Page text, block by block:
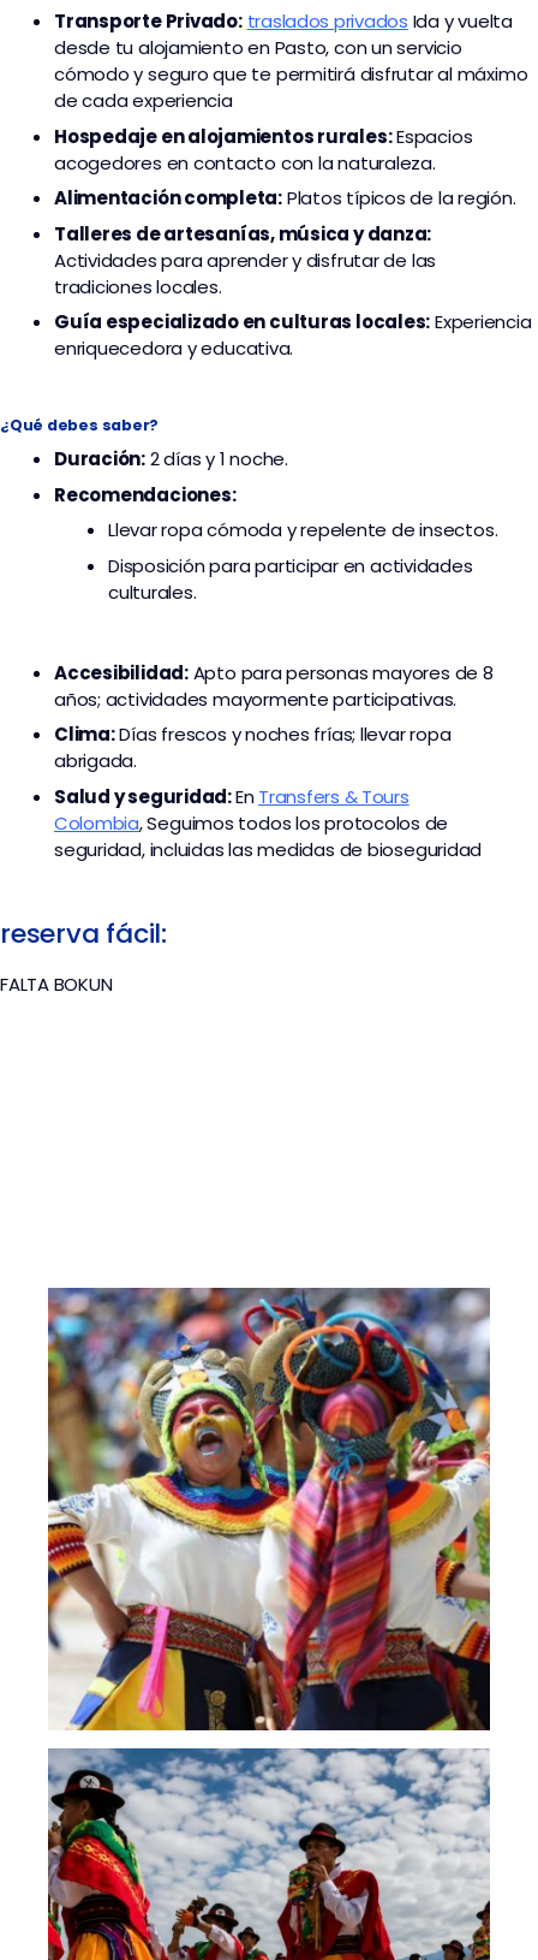
TransportePrivado: traslados privados Ida y vuelta
desde tu alojamiento en Pasto, con un servicio
cómodo y seguro que te permitirá disfrutar al máximo
de cada experiencia
Hospedaje en alojamientos rurales:Espacios
acogedores en contacto con la naturaleza.
Alimentación completa:Platos típicos de la región.
Talleres de artesanías, música y danza:
Actividades para aprender y disfrutar de las
tradiciones locales.
Guía especializado en culturas locales:Experiencia
enriquecedora y educativa.
¿Qué debes saber?
Duración:2 días y 1 noche.
Recomendaciones:
Llevar ropa cómoda y repelente de insectos.
Disposición para participar en actividades
culturales.
Accesibilidad:Apto para personas mayores de 8
años; actividades mayormente participativas.
Clima:Días frescos y noches frías; llevar ropa
abrigada.
Salud y seguridad:EnTransfers & Tours
Colombia,Seguimos todos los protocolos de
seguridad, incluidas las medidas de bioseguridad
reserva fácil:
FALTA BOKUN